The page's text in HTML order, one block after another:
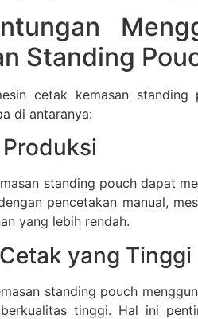
Standing
cetak kemasan
di antaranya:
standing pouch dapat
pencetakan manual,
yang lebih rendah.
yang Tinggi
standing pouch
tinggi. Hal ini